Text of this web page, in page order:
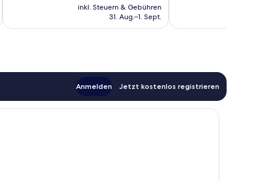
Preis
beträgt
inkl. Steuern & Gebühren
31. Aug.–1. Sept.
Anmelden Jetzt kostenlos registrieren